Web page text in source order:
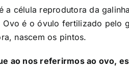
célula reprodutora da
é o óvulo fertilizado pelo
nascem os pintos.
ao nos referirmos ao ovo,